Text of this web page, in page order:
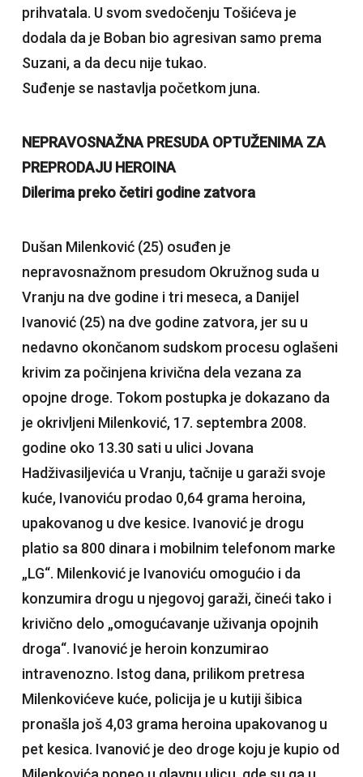
prihvatala. U svom svedočenju Tošićeva je
dodala da je Boban bio agresivan samo prema
Suzani, a da decu nije tukao.
Suđenje se nastavlja početkom juna.
NEPRAVOSNAŽNA PRESUDA OPTUŽENIMA ZA
PREPRODAJU HEROINA
Dilerima preko četiri godine zatvora
Dušan Milenković (25) osuđen je
nepravosnažnom presudom Okružnog suda u
Vranju na dve godine i tri meseca, a Danijel
Ivanović (25) na dve godine zatvora, jer su u
nedavno okončanom sudskom procesu oglašeni
krivim za počinjena krivična dela vezana za
opojne droge. Tokom postupka je dokazano da
je okrivljeni Milenković, 17. septembra 2008.
godine oko 13.30 sati u ulici Jovana
Hadživasiljevića u Vranju, tačnije u garaži svoje
kuće, Ivanoviću prodao 0,64 grama heroina,
upakovanog u dve kesice. Ivanović je drogu
platio sa 800 dinara i mobilnim telefonom marke
„LG“. Milenković je Ivanoviću omogućio i da
konzumira drogu u njegovoj garaži, čineći tako i
krivično delo „omogućavanje uživanja opojnih
droga“. Ivanović je heroin konzumirao
intravenozno. Istog dana, prilikom pretresa
Milenkovićeve kuće, policija je u kutiji šibica
pronašla još 4,03 grama heroina upakovanog u
pet kesica. Ivanović je deo droge koju je kupio od